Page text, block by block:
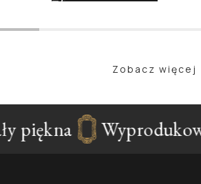
Zobacz więcej